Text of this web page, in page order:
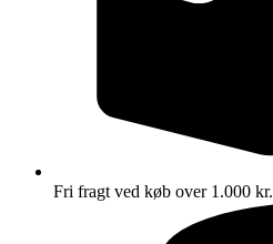
Fri fragt ved køb over 1.000 kr.